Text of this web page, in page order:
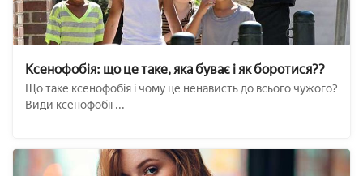
Ксенофобія: що це таке, яка буває і як боротися??
Що таке ксенофобія і чому це ненависть до всього чужого?
Види ксенофобії ...